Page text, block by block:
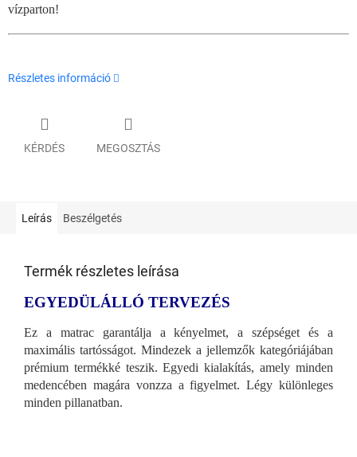
vízparton!
Részletes információ
KÉRDÉS MEGOSZTÁS
Leírás Beszélgetés
Termék részletes leírása
EGYEDÜLÁLLÓ TERVEZÉS
Ez a matrac garantálja a kényelmet, a szépséget és a
maximális tartósságot. Mindezek a jellemzők kategóriájában
prémium termékké teszik. Egyedi kialakítás, amely minden
medencében magára vonzza a figyelmet. Légy különleges
minden pillanatban.